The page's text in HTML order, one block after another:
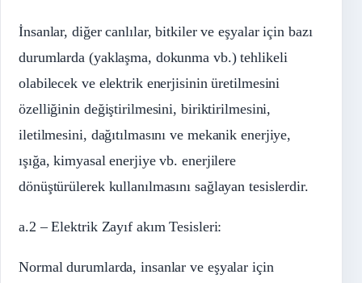
İnsanlar, diğer canlılar, bitkiler ve eşyalar için bazı
durumlarda (yaklaşma, dokunma vb.) tehlikeli
olabilecek ve elektrik enerjisinin üretilmesini
özelliğinin değiştirilmesini, biriktirilmesini,
iletilmesini, dağıtılmasını ve mekanik enerjiye,
ışığa, kimyasal enerjiye vb. enerjilere
dönüştürülerek kullanılmasını sağlayan tesislerdir.
a.2 – Elektrik Zayıf akım Tesisleri:
Normal durumlarda, insanlar ve eşyalar için